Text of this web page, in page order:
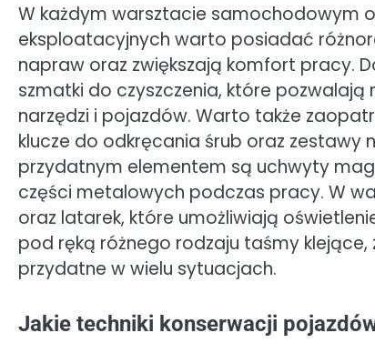
W każdym warsztacie samochodowym
eksploatacyjnych warto posiadać
napraw oraz zwiększają komfort pracy.
szmatki do czyszczenia, które
narzędzi i pojazdów. Warto także
klucze do odkręcania śrub oraz zestawy
przydatnym elementem są uchwyty
części metalowych podczas pracy. W
oraz latarek, które umożliwiają
pod ręką różnego rodzaju taśmy
przydatne w wielu sytuacjach.
Jakie techniki konserwacji